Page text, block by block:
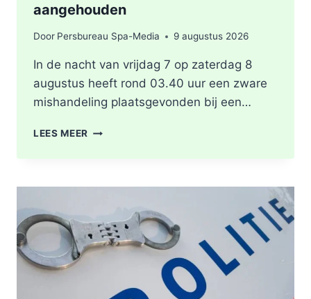
aangehouden
Door Persbureau Spa-Media 9 augustus 2026
In de nacht van vrijdag 7 op zaterdag 8
augustus heeft rond 03.40 uur een zware
mishandeling plaatsgevonden bij een…
LEES MEER POLITIE
MISHANDELING
MAASBOULEVARD,
23-
JARIGE
AANGEHOUDEN